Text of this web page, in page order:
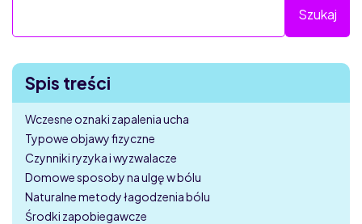
Spis treści
Wczesne oznaki zapalenia ucha
Typowe objawy fizyczne
Czynniki ryzyka i wyzwalacze
Domowe sposoby na ulgę w bólu
Naturalne metody łagodzenia bólu
Środki zapobiegawcze